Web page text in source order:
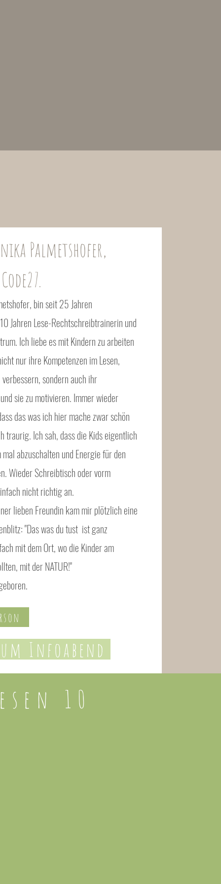
Palmetshofer,
bin seit 25 Jahren
Jahren Lese-Rechtschreibtrainerin und
Ich liebe es mit Kindern zu arbeiten
nur ihre Kompetenzen im Lesen,
sondern auch ihr
sie zu motivieren. Immer wieder
das was ich hier mache zwar schön
traurig. Ich sah, dass die Kids eigentlich
abzuschalten und Energie für den
Wieder Schreibtisch oder vorm
nicht richtig an.
lieben Freundin kam mir plötzlich eine
"Das was du tust ist ganz
mit dem Ort, wo die Kinder am
mit der NATUR!"
Infoabend
10